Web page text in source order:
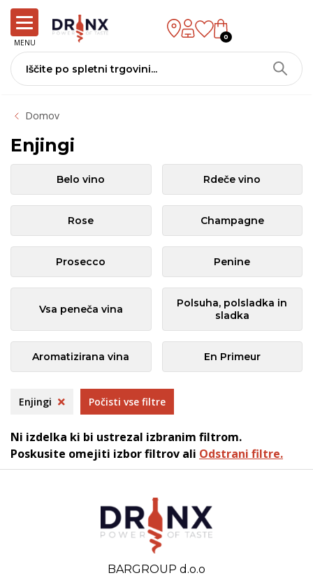
MENU
0
Domov
Enjingi
Belo vino Rdeče vino
Rose Champagne
Prosecco Penine
Vsa peneča vina
Polsuha, polsladka in
sladka
Aromatizirana vina En Primeur
Enjingi Počisti vse filtre
Ni izdelka ki bi ustrezal izbranim filtrom.
Poskusite omejiti izbor filtrov ali Odstrani filtre.
BARGROUP d.o.o